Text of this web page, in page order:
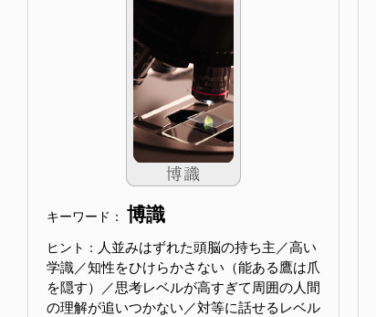
キーワード： 博識
ヒント： 人並みはずれた頭脳の持ち主／高い
学識／知性をひけらかさない（能ある鷹は爪
を隠す）／思考レベルが高すぎて周囲の人間
の理解が追いつかない／対等に話せるレベル